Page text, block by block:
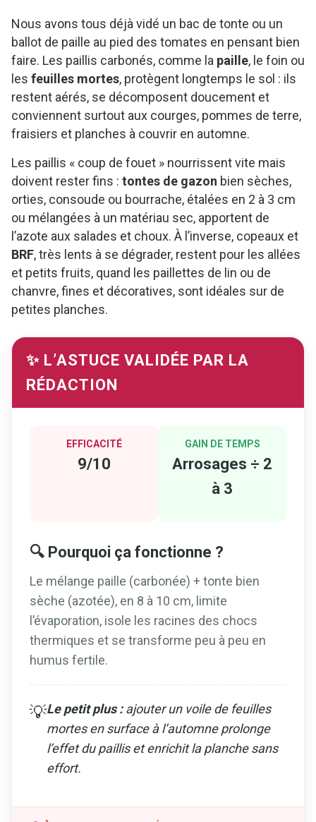
Nous avons tous déjà vidé un bac de tonte ou un
ballot de paille au pied des tomates en pensant bien
faire. Les paillis carbonés, comme la paille, le foin ou
les feuilles mortes, protègent longtemps le sol : ils
restent aérés, se décomposent doucement et
conviennent surtout aux courges, pommes de terre,
fraisiers et planches à couvrir en automne.
Les paillis « coup de fouet » nourrissent vite mais
doivent rester fins : tontes de gazon bien sèches,
orties, consoude ou bourrache, étalées en 2 à 3 cm
ou mélangées à un matériau sec, apportent de
l’azote aux salades et choux. À l’inverse, copeaux et
BRF, très lents à se dégrader, restent pour les allées
et petits fruits, quand les paillettes de lin ou de
chanvre, fines et décoratives, sont idéales sur de
petites planches.
✨ L’ASTUCE VALIDÉE PAR LA
RÉDACTION
EFFICACITÉ
9/10
GAIN DE TEMPS
Arrosages ÷ 2
à 3
🔍 Pourquoi ça fonctionne ?
Le mélange paille (carbonée) + tonte bien
sèche (azotée), en 8 à 10 cm, limite
l’évaporation, isole les racines des chocs
thermiques et se transforme peu à peu en
humus fertile.
💡Le petit plus :ajouter un voile de feuilles
mortes en surface à l’automne prolonge
l’effet du paillis et enrichit la planche sans
effort.